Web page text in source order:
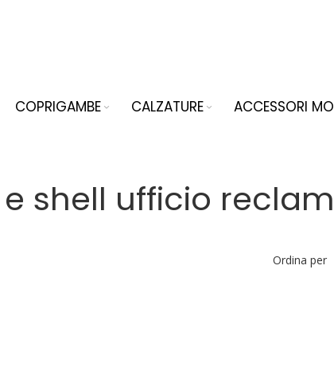
COPRIGAMBE CALZATURE ACCESSORI
shell ufficio
Ordina per